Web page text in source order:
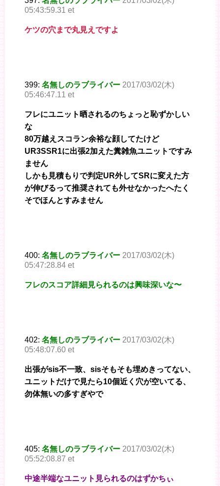
05:43:59.31 et
ケツの穴まで丸見えですよ
399: 名無しのラブライバー 2017/03/02(木)
05:46:47.11 et
フレにユニット晒されるのちょっと恥ずかしい
な
80万越えスコラン余裕な顔してたけど
UR3SSR1に出張2加えた糞雑魚ユニットですみ
ません
しかも見積もりで判定UR外してSRに変えた方
が伸びるって推奨されても外せなかったへたく
そでほんとすみません
400: 名無しのラブライバー 2017/03/02(木)
05:47:28.84 et
フレのスコア詳細見られるのは興味深いな〜
402: 名無しのラブライバー 2017/03/02(木)
05:48:07.60 et
出張がsis不一致、sisそもそも埋めきってない、
ユニットだけで見たら10個近く穴が空いてる、
勿体無いの多すぎやで
405: 名無しのラブライバー 2017/03/02(木)
05:52:08.87 et
中途半端なユニット見られるのはずかちぃ